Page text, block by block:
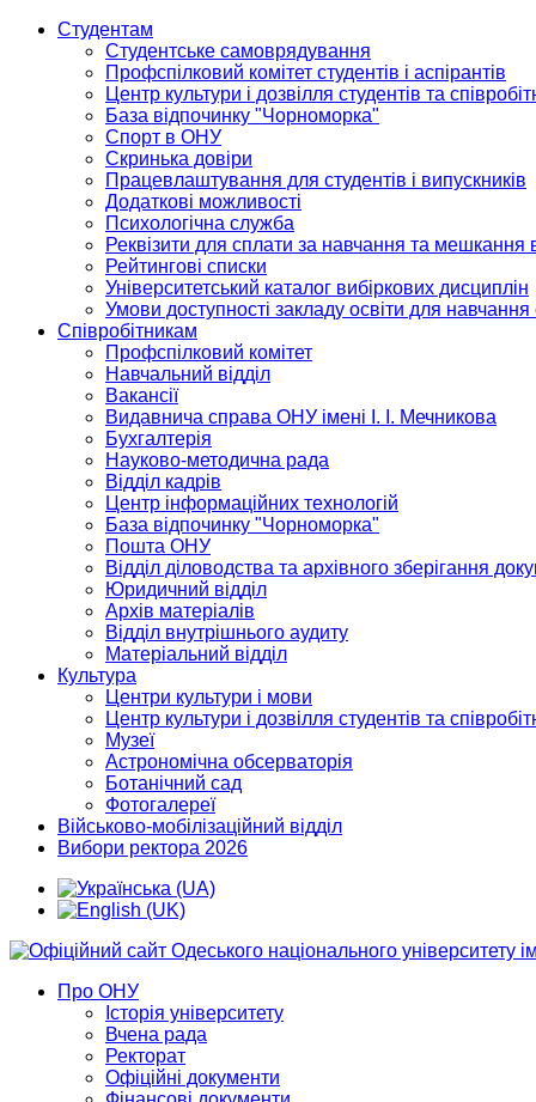
Студентам
Студентське самоврядування
Профспілковий комітет студентів і аспірантів
Центр культури і дозвілля студентів та
База відпочинку "Чорноморка"
Спорт в ОНУ
Скринька довіри
Працевлаштування для студентів і випускників
Додаткові можливості
Психологічна служба
Реквізити для сплати за навчання та мешкання
Рейтингові списки
Університетський каталог вибіркових дисциплін
Умови доступності закладу освіти для
Співробітникам
Профспілковий комітет
Навчальний відділ
Вакансії
Видавнича справа ОНУ імені І. І. Мечникова
Бухгалтерія
Науково-методична рада
Відділ кадрів
Центр інформаційних технологій
База відпочинку "Чорноморка"
Пошта ОНУ
Відділ діловодства та архівного зберігання
Юридичний відділ
Архів матеріалів
Відділ внутрішнього аудиту
Матеріальний відділ
Культура
Центри культури і мови
Центр культури і дозвілля студентів та
Музеї
Астрономічна обсерваторія
Ботанічний сад
Фотогалереї
Військово-мобілізаційний відділ
Вибори ректора 2026
Про ОНУ
Історія університету
Вчена рада
Ректорат
Офіційні документи